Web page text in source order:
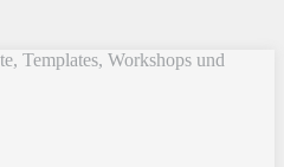
Templates, Workshops und